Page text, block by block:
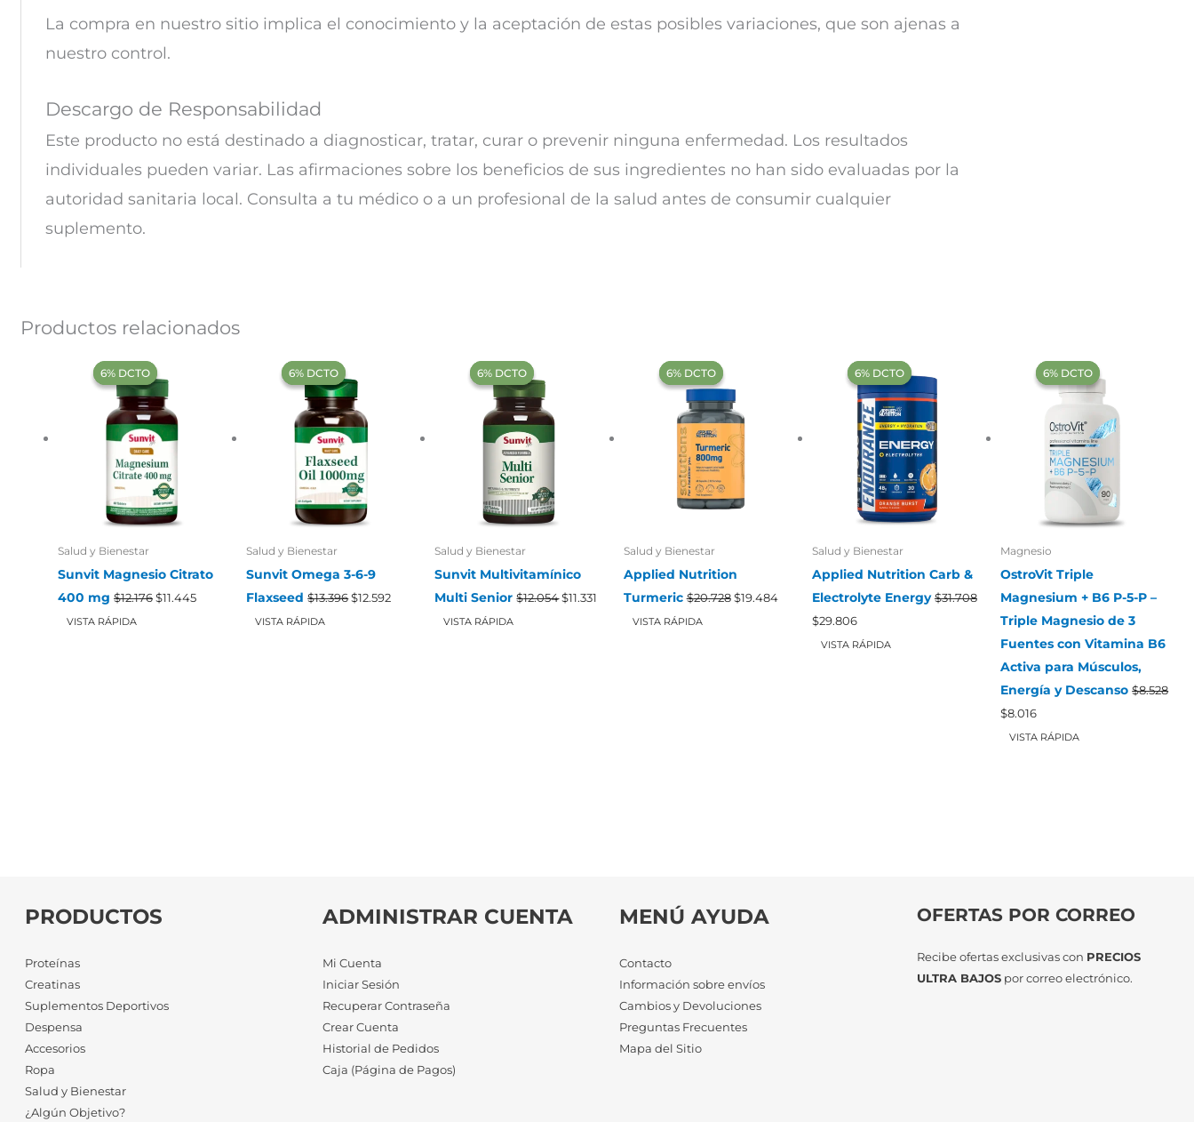
La compra en nuestro sitio implica el conocimiento y la aceptación de estas posibles variaciones, que son ajenas a
nuestro control.
Descargo de Responsabilidad
Este producto no está destinado a diagnosticar, tratar, curar o prevenir ninguna enfermedad. Los resultados
individuales pueden variar. Las afirmaciones sobre los beneficios de sus ingredientes no han sido evaluadas por la
autoridad sanitaria local. Consulta a tu médico o a un profesional de la salud antes de consumir cualquier
suplemento.
Productos relacionados
‍6% DCTO‍‍
‍6% DCTO‍‍
Salud y Bienestar
Sunvit Magnesio Citrato
400 mg $12.176 El
precio
$11.445El
VISTA RÁPIDA
‍6% DCTO‍‍
‍6% DCTO‍‍
Salud y Bienestar
Sunvit Omega 3-6-9
Flaxseed $13.396 El
precio
$12.592El
precio
VISTA RÁPIDA
‍6% DCTO‍‍
‍6% DCTO‍‍
Salud y Bienestar
Sunvit Multivitamínico
Multi Senior $12.054 El
precio
$11.331
precio
actual
VISTA RÁPIDA
‍6% DCTO‍‍
‍6% DCTO‍‍
Salud y Bienestar
Applied Nutrition
Turmeric $20.728 El
precio
$19.484
precio
actual
$19.484.
VISTA RÁPIDA
‍6% DCTO‍‍
‍6% DCTO‍‍
Salud y Bienestar
Applied Nutrition Carb &
Electrolyte Energy $31.708
El
precio
original
$29.806El
precio
actual
VISTA RÁPIDA
‍6% DCTO‍‍
‍6% DCTO‍‍
Magnesio
OstroVit Triple
Magnesium + B6 P-5-P –
Triple Magnesio de 3
Fuentes con Vitamina B6
Activa para Músculos,
Energía y Descanso $8.528
El
precio
original
$8.016
actual
VISTA RÁPIDA
PRODUCTOS
Proteínas
Creatinas
Suplementos Deportivos
Despensa
Accesorios
Ropa
Salud y Bienestar
¿Algún Objetivo?
ADMINISTRAR CUENTA
Mi Cuenta
Iniciar Sesión
Recuperar Contraseña
Crear Cuenta
Historial de Pedidos
Caja (Página de Pagos)
MENÚ AYUDA
Contacto
Información sobre envíos
Cambios y Devoluciones
Preguntas Frecuentes
Mapa del Sitio
OFERTAS POR CORREO
Recibe ofertas exclusivas con PRECIOS
ULTRA BAJOSpor correo electrónico.